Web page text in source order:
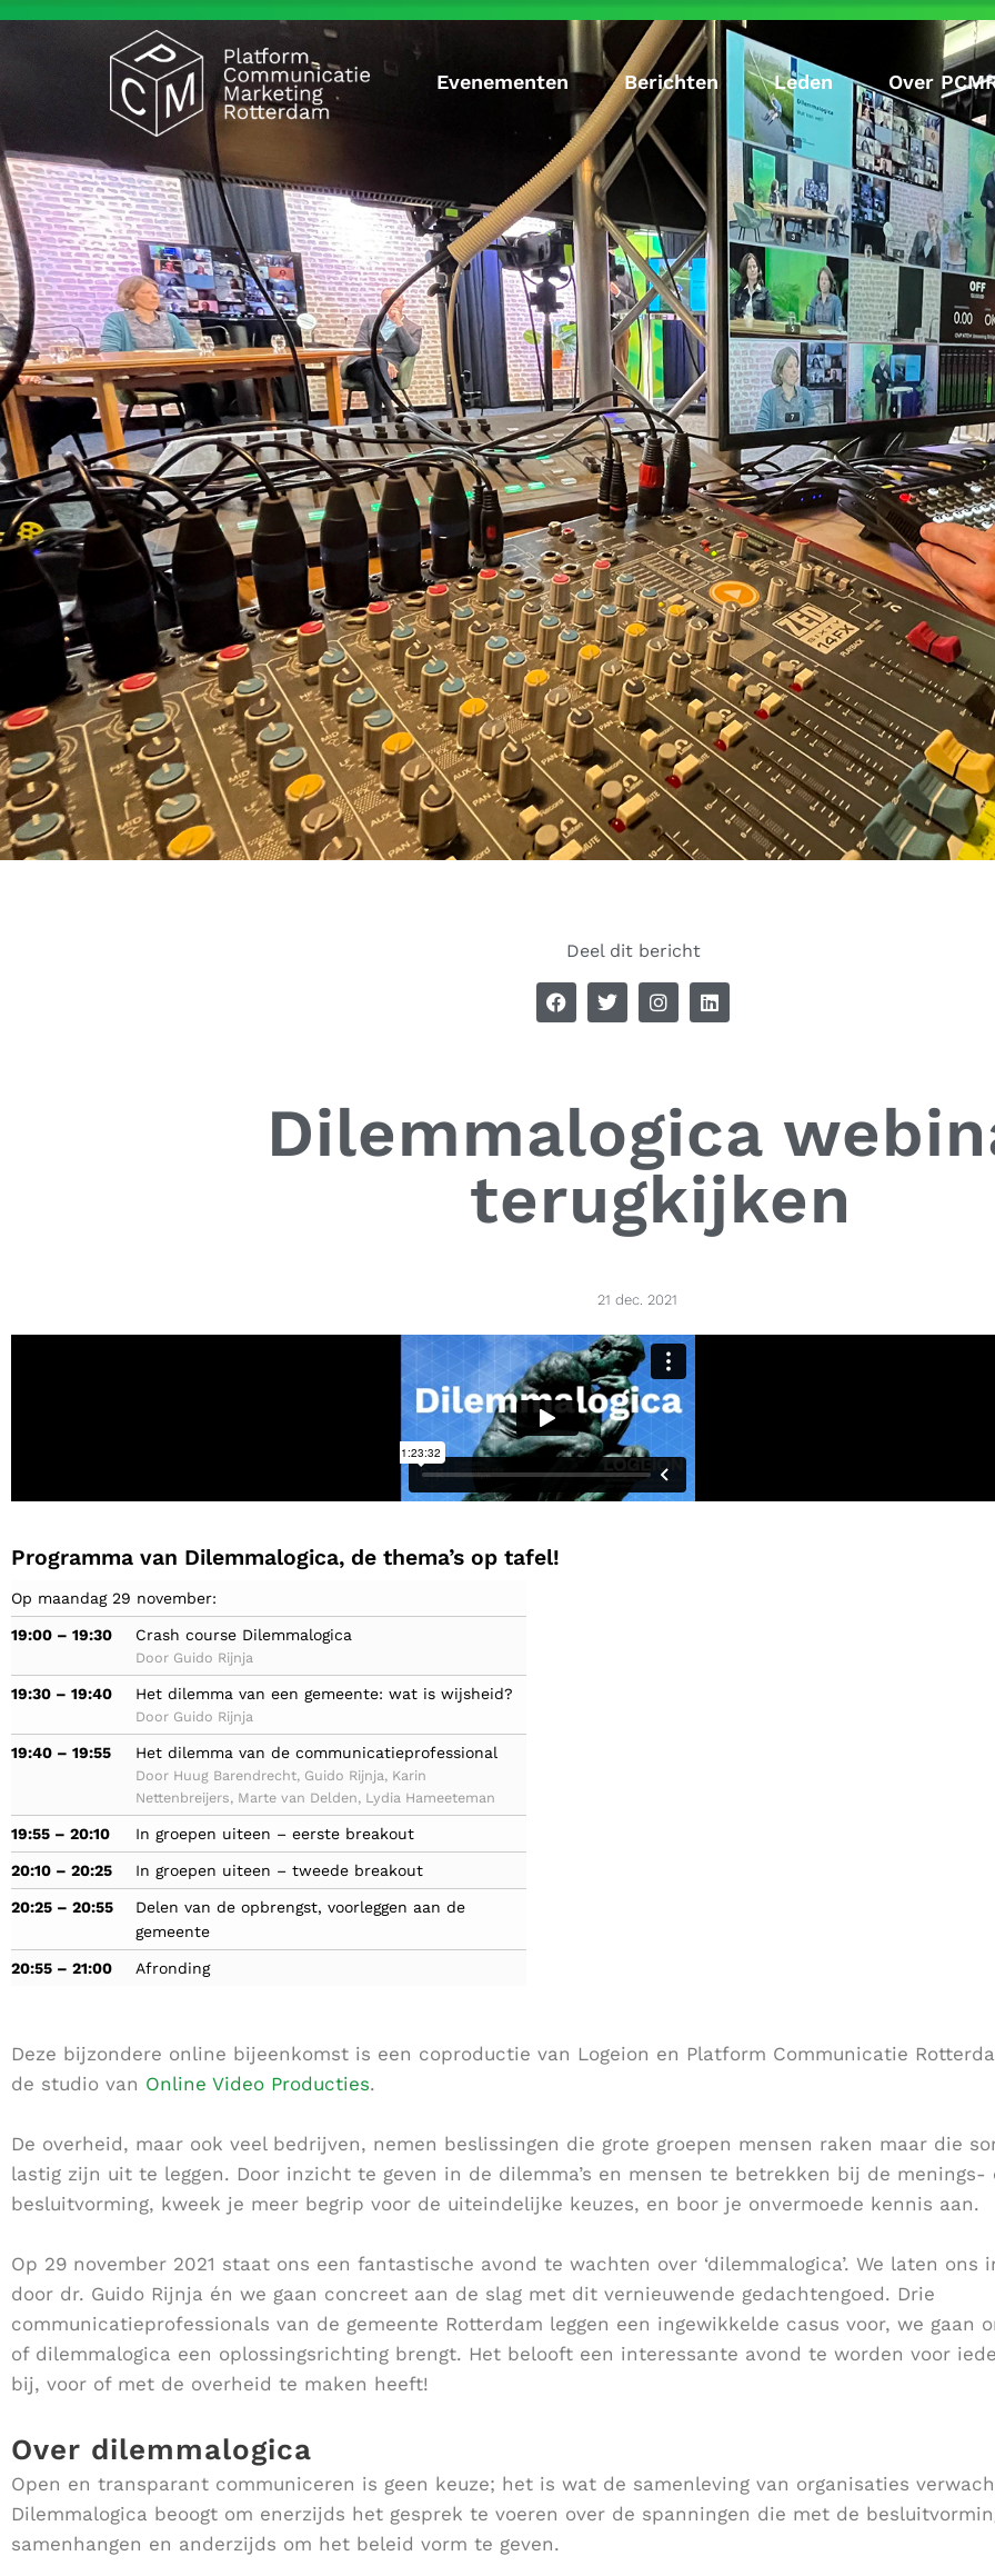
Evenementen Berichten Leden Over
Deel dit bericht
Dilemmalogica
terugkijken
21 dec. 2021
Programma van Dilemmalogica, de thema’s op tafel!
Op maandag 29 november:
19:00 – 19:30 Crash course Dilemmalogica
Door Guido Rijnja
19:30 – 19:40 Het dilemma van een gemeente: wat is wijsheid?
Door Guido Rijnja
19:40 – 19:55 Het dilemma van de communicatieprofessional
Door Huug Barendrecht, Guido Rijnja, Karin
Nettenbreijers, Marte van Delden, Lydia Hameeteman
19:55 – 20:10 In groepen uiteen – eerste breakout
20:10 – 20:25 In groepen uiteen – tweede breakout
20:25 – 20:55
Delen van de opbrengst, voorleggen aan de
gemeente
20:55 – 21:00 Afronding
Deze bijzondere online bijeenkomst is een coproductie van Logeion en Platform Communicatie
de studio van Online Video Producties.
De overheid, maar ook veel bedrijven, nemen beslissingen die grote groepen mensen raken maar die
lastig zijn uit te leggen. Door inzicht te geven in de dilemma’s en mensen te betrekken bij de menings-
besluitvorming, kweek je meer begrip voor de uiteindelijke keuzes, en boor je onvermoede kennis aan.
Op 29 november 2021 staat ons een fantastische avond te wachten over ‘dilemmalogica’. We laten ons
door dr. Guido Rijnja én we gaan concreet aan de slag met dit vernieuwende gedachtengoed. Drie
communicatieprofessionals van de gemeente Rotterdam leggen een ingewikkelde casus voor, we gaan
of dilemmalogica een oplossingsrichting brengt. Het belooft een interessante avond te worden voor
bij, voor of met de overheid te maken heeft!
Over dilemmalogica
Open en transparant communiceren is geen keuze; het is wat de samenleving van organisaties
Dilemmalogica beoogt om enerzijds het gesprek te voeren over de spanningen die met de
samenhangen en anderzijds om het beleid vorm te geven.